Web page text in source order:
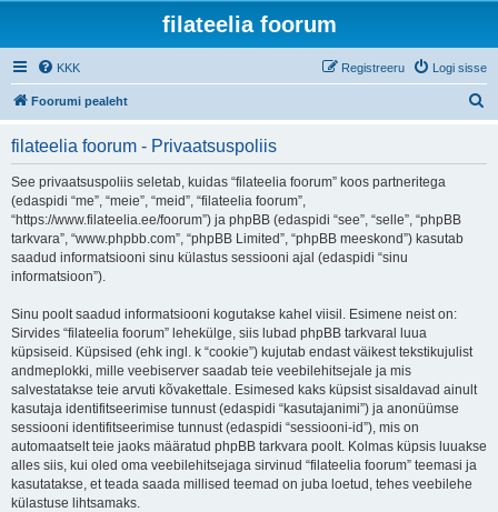
filateelia foorum
KKK Logi sisse
Registreeru
Foorumi pealeht
filateelia foorum - Privaatsuspoliis
See privaatsuspoliis seletab, kuidas “filateelia foorum” koos partneritega
(edaspidi “me”, “meie”, “meid”, “filateelia foorum”,
“https://www.filateelia.ee/foorum”) ja phpBB (edaspidi “see”, “selle”, “phpBB
tarkvara”, “www.phpbb.com”, “phpBB Limited”, “phpBB meeskond”) kasutab
saadud informatsiooni sinu külastus sessiooni ajal (edaspidi “sinu
informatsioon”).
Sinu poolt saadud informatsiooni kogutakse kahel viisil. Esimene neist on:
Sirvides “filateelia foorum” lehekülge, siis lubad phpBB tarkvaral luua
küpsiseid. Küpsised (ehk ingl. k “cookie”) kujutab endast väikest tekstikujulist
andmeplokki, mille veebiserver saadab teie veebilehitsejale ja mis
salvestatakse teie arvuti kõvakettale. Esimesed kaks küpsist sisaldavad ainult
kasutaja identifitseerimise tunnust (edaspidi “kasutajanimi”) ja anonüümse
sessiooni identifitseerimise tunnust (edaspidi “sessiooni-id”), mis on
automaatselt teie jaoks määratud phpBB tarkvara poolt. Kolmas küpsis luuakse
alles siis, kui oled oma veebilehitsejaga sirvinud “filateelia foorum” teemasi ja
kasutatakse, et teada saada millised teemad on juba loetud, tehes veebilehe
külastuse lihtsamaks.